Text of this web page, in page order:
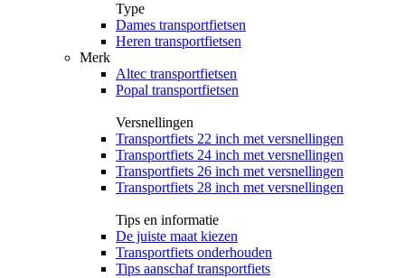
Type
Dames transportfietsen
Heren transportfietsen
Merk
Altec transportfietsen
Popal transportfietsen
Versnellingen
Transportfiets 22 inch met versnellingen
Transportfiets 24 inch met versnellingen
Transportfiets 26 inch met versnellingen
Transportfiets 28 inch met versnellingen
Tips en informatie
De juiste maat kiezen
Transportfiets onderhouden
Tips aanschaf transportfiets